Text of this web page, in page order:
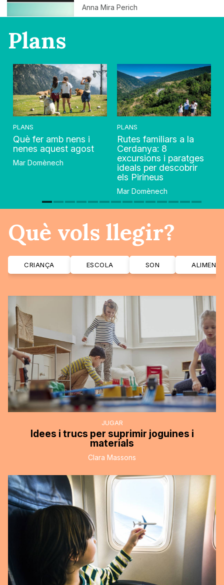
Anna Mira Perich
Plans
PLANS
Què fer amb nens i
nenes aquest agost
Mar Domènech
PLANS
Rutes familiars a la
Cerdanya: 8
excursions i paratges
ideals per descobrir
els Pirineus
Mar Domènech
Què vols llegir?
CRIANÇA ESCOLA SON
JUGAR
Idees i trucs per suprimir joguines i
materials
Clara Massons